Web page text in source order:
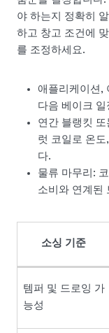
야 하는지 정확히
하고 창고 조건에
를 조정하세요.
애플리케이션,
다음 베이크
연간 블랭킷
럿 코일로 온
다.
물류 마무리:
소비와 연계된
소싱 기준
템퍼 및 드로잉 가
능성